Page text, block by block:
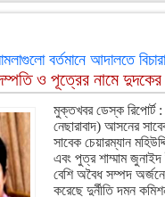
বর্তমানে আদালতে
ও পূত্রের নামে দুদকের
মুক্তখবর ডেস্ক রিপোর্ট :
নেছারাবাদ) আসনের
সাবেক চেয়ারম্যান
এবং পুত্র শাম্মাম
বেশি অবৈধ সম্পদ
করেছে দুর্নীতি দমন